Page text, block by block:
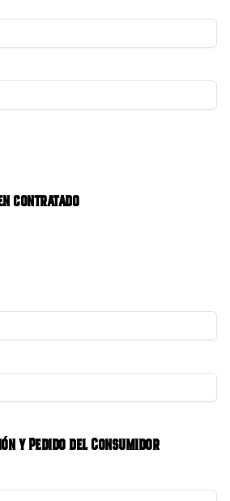
contratado
y Pedido del Consumidor